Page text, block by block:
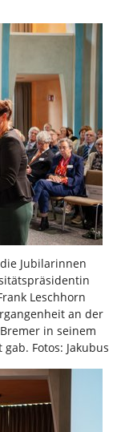
Jubilarinnen
Leschhorn
an der
in seinem
Fotos: Jakubus